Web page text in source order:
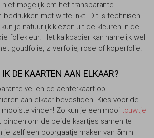
niet mogelijk om het transparante
bedrukken met witte inkt. Dit is technisch
je natuurlijk kiezen uit de kleuren in de
foliekleur. Het kalkpapier kan namelijk wel
goudfolie, zilverfolie, rose of koperfolie!
DE KAARTEN AAN ELKAAR?
vel en de achterkaart op
aan elkaar bevestigen. Kies voor de
vinden! Zo kun je een mooi touwtje
binden om de beide kaartjes samen te
je zelf een boorgaatje maken van 5mm